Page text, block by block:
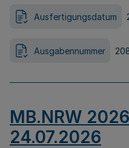
Ausfertigungsdatum
Ausgabennummer
MB.NRW
24.07.2026